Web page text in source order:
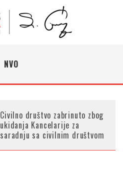
NVO
Civilno društvo zabrinuto zbog
ukidanja Kancelarije za
saradnju sa civilnim društvom